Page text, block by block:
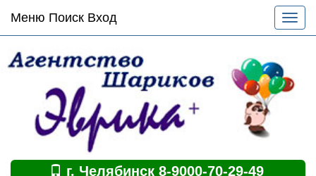
Основное
меню
по
Меню Поиск Вход
меню
г. Челябинск 8-9000-70-29-49